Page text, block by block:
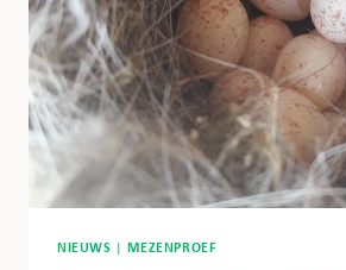
NIEUWS |MEZENPROEF